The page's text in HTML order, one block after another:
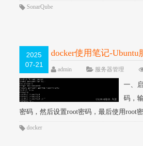
SonarQube
2025
07-21
docker使用笔记-Ubuntu
admin 服务器管理
一、
码，
密码，然后设置root密码，最后使用
docker